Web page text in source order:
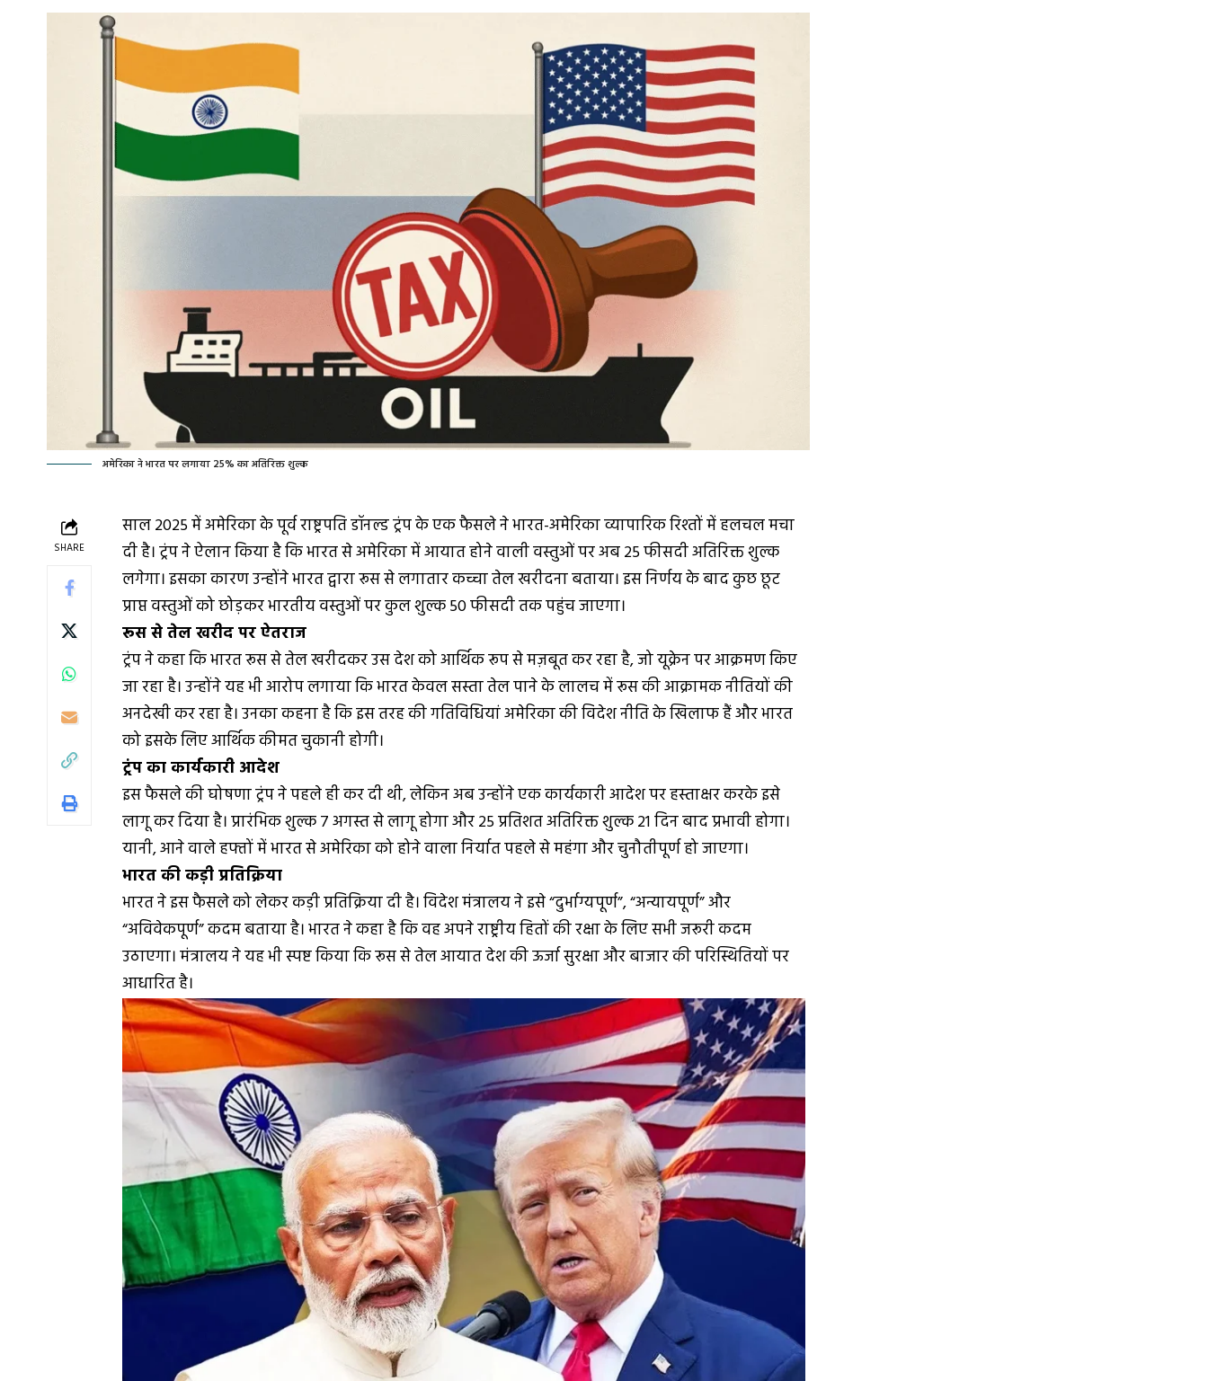
अमेरिका ने भारत पर लगाया 25% का अतिरिक्त शुल्क
SHARE
साल 2025 में अमेरिका के पूर्व राष्ट्रपति डॉनल्ड ट्रंप के एक फैसले ने भारत-अमेरिका व्यापारिक रिश्तों में हलचल मचा
दी है। ट्रंप ने ऐलान किया है कि भारत से अमेरिका में आयात होने वाली वस्तुओं पर अब 25 फीसदी अतिरिक्त शुल्क
लगेगा। इसका कारण उन्होंने भारत द्वारा रूस से लगातार कच्चा तेल खरीदना बताया। इस निर्णय के बाद कुछ छूट
प्राप्त वस्तुओं को छोड़कर भारतीय वस्तुओं पर कुल शुल्क 50 फीसदी तक पहुंच जाएगा।
रूस से तेल खरीद पर ऐतराज
ट्रंप ने कहा कि भारत रूस से तेल खरीदकर उस देश को आर्थिक रूप से मज़बूत कर रहा है, जो यूक्रेन पर आक्रमण किए
जा रहा है। उन्होंने यह भी आरोप लगाया कि भारत केवल सस्ता तेल पाने के लालच में रूस की आक्रामक नीतियों की
अनदेखी कर रहा है। उनका कहना है कि इस तरह की गतिविधियां अमेरिका की विदेश नीति के खिलाफ हैं और भारत
को इसके लिए आर्थिक कीमत चुकानी होगी।
ट्रंप का कार्यकारी आदेश
इस फैसले की घोषणा ट्रंप ने पहले ही कर दी थी, लेकिन अब उन्होंने एक कार्यकारी आदेश पर हस्ताक्षर करके इसे
लागू कर दिया है। प्रारंभिक शुल्क 7 अगस्त से लागू होगा और 25 प्रतिशत अतिरिक्त शुल्क 21 दिन बाद प्रभावी होगा।
यानी, आने वाले हफ्तों में भारत से अमेरिका को होने वाला निर्यात पहले से महंगा और चुनौतीपूर्ण हो जाएगा।
भारत की कड़ी प्रतिक्रिया
भारत ने इस फैसले को लेकर कड़ी प्रतिक्रिया दी है। विदेश मंत्रालय ने इसे “दुर्भाग्यपूर्ण”, “अन्यायपूर्ण” और
“अविवेकपूर्ण” कदम बताया है। भारत ने कहा है कि वह अपने राष्ट्रीय हितों की रक्षा के लिए सभी जरूरी कदम
उठाएगा। मंत्रालय ने यह भी स्पष्ट किया कि रूस से तेल आयात देश की ऊर्जा सुरक्षा और बाजार की परिस्थितियों पर
आधारित है।